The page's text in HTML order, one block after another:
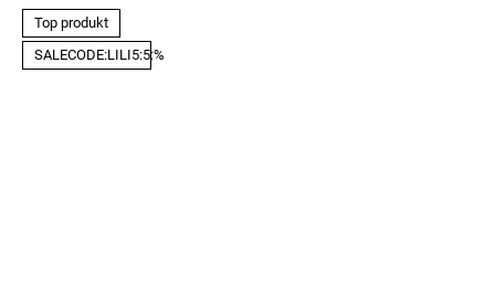
Top produkt
SALECODE:LILI5:5:%